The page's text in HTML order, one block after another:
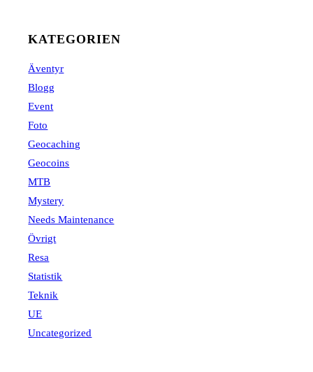
KATEGORIEN
Äventyr
Blogg
Event
Foto
Geocaching
Geocoins
MTB
Mystery
Needs Maintenance
Övrigt
Resa
Statistik
Teknik
UE
Uncategorized